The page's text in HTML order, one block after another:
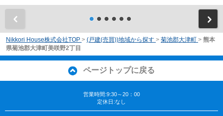
Nikkori House株式会社TOP > (戸建(売買))地域から探す > 菊池郡大津町 > 熊本
県菊池郡大津町美咲野2丁目
ページトップに戻る
営業時間:9:30～20：00
定休日:なし